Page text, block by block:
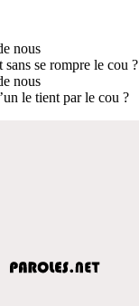
nous
se rompre le cou ?
nous
le tient par le cou ?